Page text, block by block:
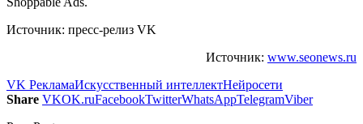
Источник: пресс-релиз VK
Источник: www.seonews.ru
VK РекламаИскусственный интеллектНейросети
Share VKOK.ruFacebookTwitterWhatsAppTelegramViber